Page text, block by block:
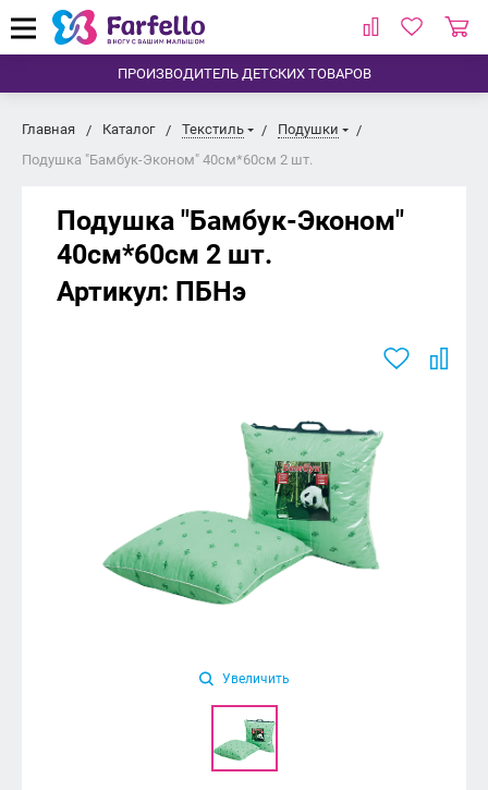
ПРОИЗВОДИТЕЛЬ ДЕТСКИХ ТОВАРОВ
Главная Каталог Текстиль
Подушки
Подушка "Бамбук-Эконом" 40см*60см 2 шт.
Подушка "Бамбук-Эконом"
40см*60см 2 шт.
Артикул: ПБНэ
Увеличить